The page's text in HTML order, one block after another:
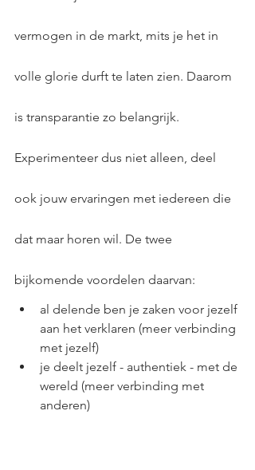
vermogen in de markt, mits je het in
volle glorie durft te laten zien. Daarom
is transparantie zo belangrijk.
Experimenteer dus niet alleen, deel
ook jouw ervaringen met iedereen die
dat maar horen wil. De twee
bijkomende voordelen daarvan:
al delende ben je zaken voor jezelf
aan het verklaren (meer verbinding
met jezelf)
je deelt jezelf - authentiek - met de
wereld (meer verbinding met
anderen)